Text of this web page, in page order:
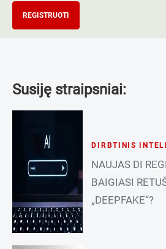
REGISTRUOTI
Susiję straipsniai:
DIRBTINIS
NAUJAS DI
BAIGIASI
„DEEPFAKE“?